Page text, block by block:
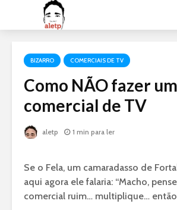
BIZARRO COMERCIAIS DE TV
Como NÃO fazer um
comercial de TV
aletp 1 min para ler
Se o Fela, um camaradasso de
aqui agora ele falaria: “Macho,
comercial ruim… multiplique…